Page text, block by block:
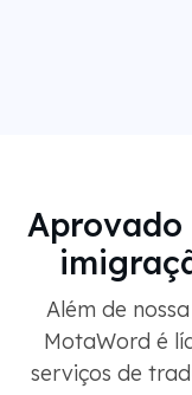
Além de
MotaWord é
serviços de
em